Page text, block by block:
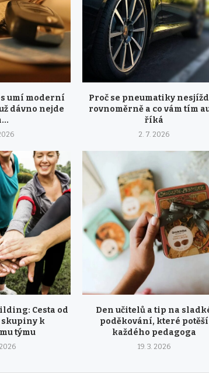
umí moderní
dávno nejde
Proč se pneumatiky
rovnoměrně a co vám tím
říká
2. 7. 2026
Cesta od
skupiny k
týmu
Den učitelů a tip na
poděkování, které potěší
každého pedagoga
19. 3. 2026